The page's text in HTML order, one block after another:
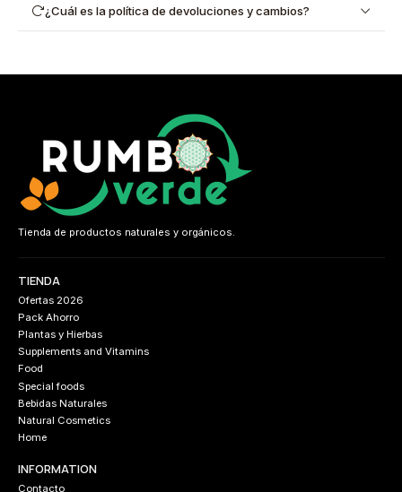
¿Cuál es la política de devoluciones y cambios?
Tienda de productos naturales y orgánicos.
TIENDA
Ofertas 2026
Pack Ahorro
Plantas y Hierbas
Supplements and Vitamins
Food
Special foods
Bebidas Naturales
Natural Cosmetics
Home
INFORMATION
Contacto